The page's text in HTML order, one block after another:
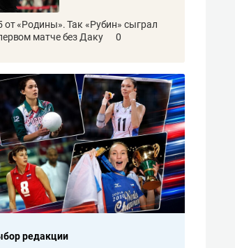
от «Родины». Так «Рубин» сыграл
матче без Даку
0
редакции